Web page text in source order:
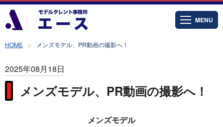
MENU
HOME メンズモデル、PR動画の撮影へ！
2025年08月18日
メンズモデル、PR動画の撮影へ！
メンズモデル